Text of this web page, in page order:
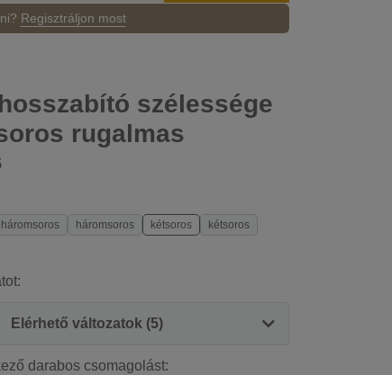
Regisztráljon most
szélessége
rugalmas
háromsoros háromsoros kétsoros
kétsoros
Elérhető változatok (5)
darabos csomagolást: